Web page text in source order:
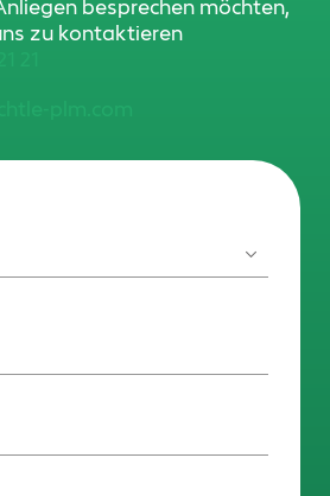
besprechen möchten,
zu kontaktieren